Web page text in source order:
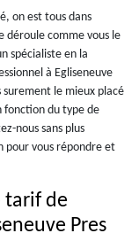
on est tous dans
déroule comme vous le
spécialiste en la
à Egliseneuve
surement le mieux placé
fonction du type de
nous sans plus
pour vous répondre et
tarif de
Pres